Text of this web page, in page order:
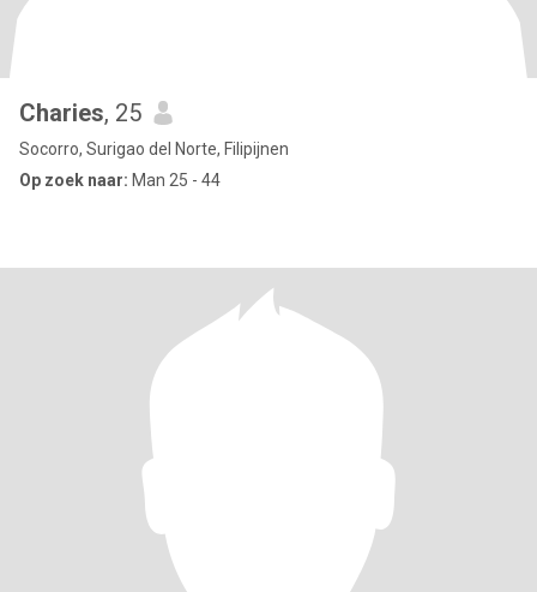
Charies, 25
Socorro, Surigao del Norte, Filipijnen
Op zoek naar: Man 25 - 44